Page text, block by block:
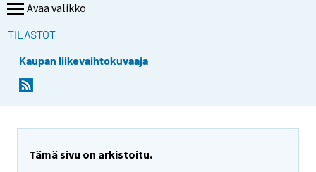
Avaa valikko
TILASTOT
Kaupan liikevaihtokuvaaja
Tämä sivu on arkistoitu.